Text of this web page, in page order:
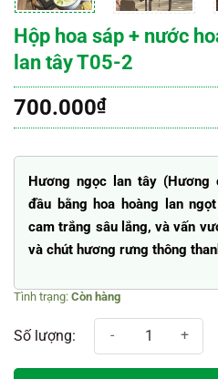
Hộp hoa sáp + nước
lan tây T05-2
700.000₫
Hương ngọc lan tây
đầu bằng hoa hoàng lan
cam trắng sâu lắng, và vấn
và chút hương rưng thông
Còn hàng
Hộp hoa sáp + nước hoa khô